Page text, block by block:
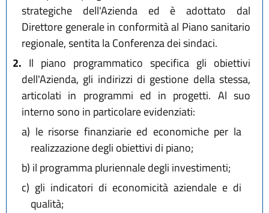
strategiche dell'Azienda ed è adottato dal
Direttore generale in conformità al Piano sanitario
regionale, sentita la Conferenza dei sindaci.
2. Il piano programmatico specifica gli obiettivi
dell'Azienda, gli indirizzi di gestione della stessa,
articolati in programmi ed in progetti. Al suo
interno sono in particolare evidenziati:
a) le risorse finanziarie ed economiche per la
realizzazione degli obiettivi di piano;
b) il programma pluriennale degli investimenti;
c) gli indicatori di economicità aziendale e di
qualità;